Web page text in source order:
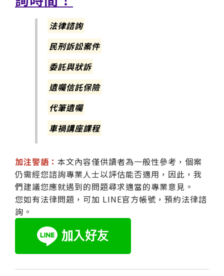
法律諮詢
民刑訴訟案件
委託與狀訴
遺囑信託保險
代筆遺囑
車禍講座課程
加注警語： 本文內容僅供讀者為一般性參考，個案
仍需經您諮詢專業人士以評估能否適用，因此，我
們建議您應就遇到的問題尋求適當的專業意見。
您如有法律問題，可加 LINE官方帳號，預約法律諮
詢。